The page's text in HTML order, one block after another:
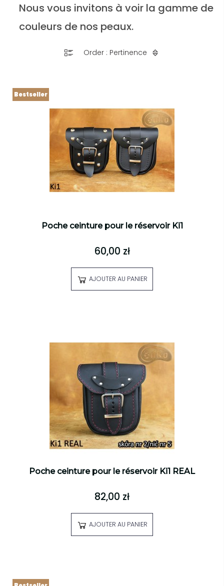
Nous vous invitons à voir la gamme de
couleurs de nos peaux.
Order : Pertinence
Poche ceinture pour le réservoir Ki1
60,00 zł
AJOUTER AU PANIER
Bestseller
Poche ceinture pour le réservoir Ki1 REAL
82,00 zł
AJOUTER AU PANIER